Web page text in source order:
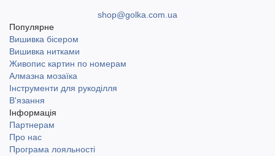
shop@golka.com.ua
Популярне
Вишивка бісером
Вишивка нитками
Живопис картин по номерам
Алмазна мозаїка
Інструменти для рукоділля
В'язання
Інформація
Партнерам
Про нас
Програма лояльності